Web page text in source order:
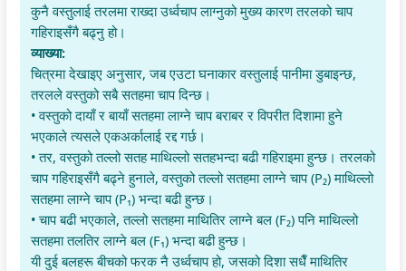
कुनै वस्तुलाई तरलमा राख्दा उर्ध्वचाप लाग्नुको मुख्य कारण तरलको चाप
गहिराइसँगै बढ्नु हो।
व्याख्या:
चित्रमा देखाइए अनुसार, जब एउटा घनाकार वस्तुलाई पानीमा डुबाइन्छ,
तरलले वस्तुको सबै सतहमा चाप दिन्छ।
• वस्तुको दायाँ र बायाँ सतहमा लाग्ने चाप बराबर र विपरीत दिशामा हुने
भएकाले त्यसले एकअर्कालाई रद्द गर्छ।
• तर, वस्तुको तल्लो सतह माथिल्लो सतहभन्दा बढी गहिराइमा हुन्छ। तरलको
चाप गहिराइसँगै बढ्ने हुनाले, वस्तुको तल्लो सतहमा लाग्ने चाप (P₂) माथिल्लो
सतहमा लाग्ने चाप (P₁) भन्दा बढी हुन्छ।
• चाप बढी भएकाले, तल्लो सतहमा माथितिर लाग्ने बल (F₂) पनि माथिल्लो
सतहमा तलतिर लाग्ने बल (F₁) भन्दा बढी हुन्छ।
यी दुई बलहरू बीचको फरक नै उर्ध्वचाप हो, जसको दिशा सधैँ माथितिर